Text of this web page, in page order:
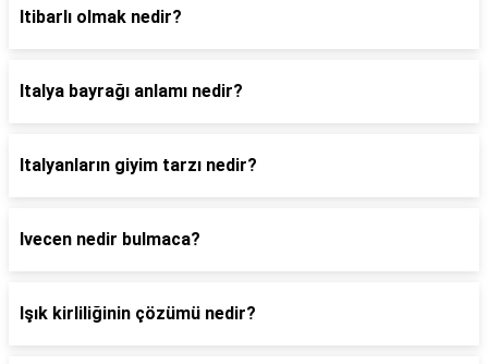
Itibarlı olmak nedir?
Italya bayrağı anlamı nedir?
Italyanların giyim tarzı nedir?
Ivecen nedir bulmaca?
Işık kirliliğinin çözümü nedir?